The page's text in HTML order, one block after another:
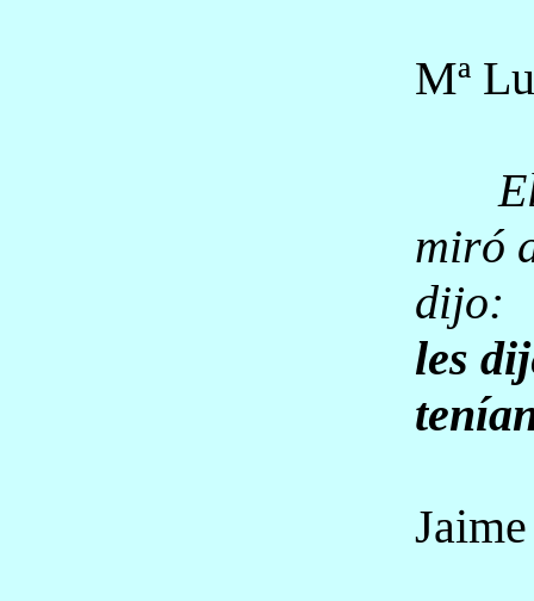
Mª
miró
dijo:
les